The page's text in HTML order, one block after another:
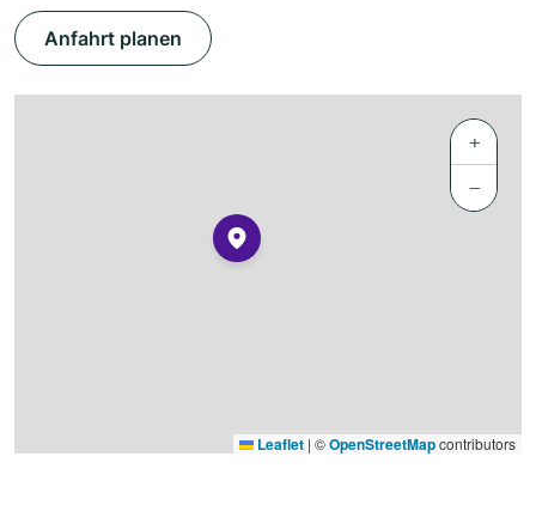
Anfahrt planen
+
−
Leaflet | ©OpenStreetMapcontributors